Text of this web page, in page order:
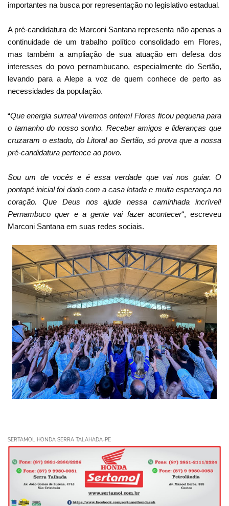
importantes na busca por representação no legislativo estadual.
A pré-candidatura de Marconi Santana representa não apenas a
continuidade de um trabalho político consolidado em Flores,
mas também a ampliação de sua atuação em defesa dos
interesses do povo pernambucano, especialmente do Sertão,
levando para a Alepe a voz de quem conhece de perto as
necessidades da população.
“Que energia surreal vivemos ontem! Flores ficou pequena para
o tamanho do nosso sonho. Receber amigos e lideranças que
cruzaram o estado, do Litoral ao Sertão, só prova que a nossa
pré-candidatura pertence ao povo.
Sou um de vocês e é essa verdade que vai nos guiar. O
pontapé inicial foi dado com a casa lotada e muita esperança no
coração. Que Deus nos ajude nessa caminhada incrível!
Pernambuco quer e a gente vai fazer acontecer“, escreveu
Marconi Santana em suas redes sociais.
SERTAMOL HONDA SERRA TALAHADA-PE